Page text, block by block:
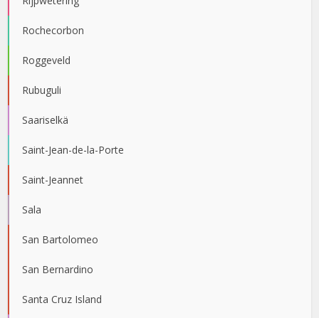
Rochecorbon
Roggeveld
Rubuguli
Saariselkä
Saint-Jean-de-la-Porte
Saint-Jeannet
Sala
San Bartolomeo
San Bernardino
Santa Cruz Island